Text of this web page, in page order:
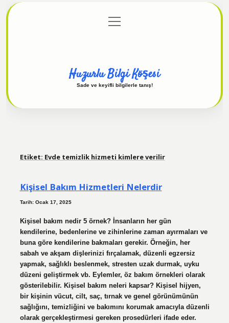
Gizlilik Politikası
menüyü
aç
Huzurlu Bilgi Köşesi
Sade ve keyifli bilgilerle tanış!
Etiket: Evde temizlik hizmeti kimlere verilir
Kişisel Bakım Hizmetleri Nelerdir
Tarih: Ocak 17, 2025
Kişisel bakım nedir 5 örnek? İnsanların her gün
kendilerine, bedenlerine ve zihinlerine zaman ayırmaları ve
buna göre kendilerine bakmaları gerekir. Örneğin, her
sabah ve akşam dişlerinizi fırçalamak, düzenli egzersiz
yapmak, sağlıklı beslenmek, stresten uzak durmak, uyku
düzeni geliştirmek vb. Eylemler, öz bakım örnekleri olarak
gösterilebilir. Kişisel bakım neleri kapsar? Kişisel hijyen,
bir kişinin vücut, cilt, saç, tırnak ve genel görünümünün
sağlığını, temizliğini ve bakımını korumak amacıyla düzenli
olarak gerçekleştirmesi gereken prosedürleri ifade eder.